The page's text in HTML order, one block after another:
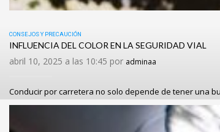
CONSEJOS Y PRECAUCIÓN
INFLUENCIA DEL COLOR EN LA SEGURIDAD VIAL
abril 10, 2025 a las 10:45 por adminaa
Conducir por carretera no solo depende de tener una